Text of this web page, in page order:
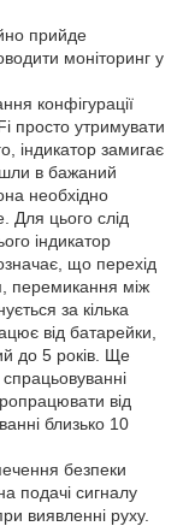
прийде
моніторинг у
конфігурації
просто утримувати
індикатор замигає
в бажаний
необхідно
Для цього слід
індикатор
що перехід
перемикання між
за кілька
від батарейки,
до 5 років. Ще
від
близько 10
безпеки
подачі сигналу
виявленні руху.